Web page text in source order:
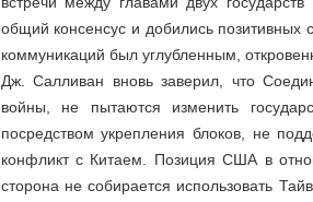
общий консенсус и добились позитивных
коммуникаций был углубленным,
Дж. Салливан вновь заверил, что
войны, не пытаются изменить
посредством укрепления блоков, не
конфликт с Китаем. Позиция США в
сторона не собирается использовать